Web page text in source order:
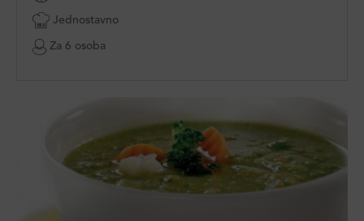
Jednostavno
Za 6 osoba